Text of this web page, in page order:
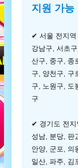
지원 가능
✔ 서울 전지역
강남구, 서초
산구, 중구, 종
구, 양천구, 구
구, 노원구, 도
구
✔ 경기도 전지
성남, 분당, 판
안양, 군포, 의
일산, 파주, 김